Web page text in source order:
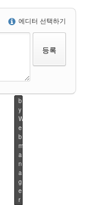
에디터 선택하기
b
y
W
e
b
m
a
n
a
g
e
r